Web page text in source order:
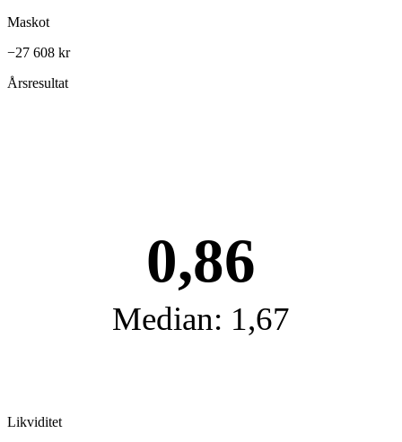
Maskot
−27 608 kr
Årsresultat
0,86
Median: 1,67
Likviditet